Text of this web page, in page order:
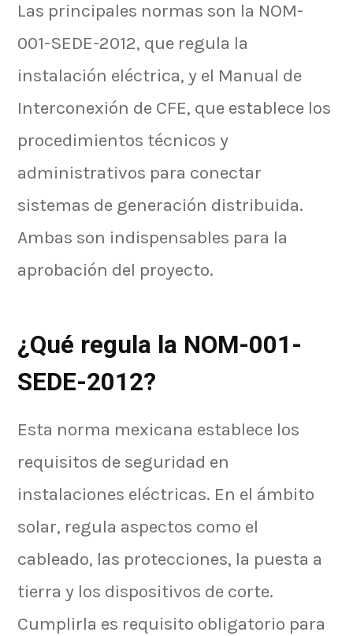
Las principales normas son la NOM-
001-SEDE-2012, que regula la
instalación eléctrica, y el Manual de
Interconexión de CFE, que establece los
procedimientos técnicos y
administrativos para conectar
sistemas de generación distribuida.
Ambas son indispensables para la
aprobación del proyecto.
¿Qué regula la NOM-001-
SEDE-2012?
Esta norma mexicana establece los
requisitos de seguridad en
instalaciones eléctricas. En el ámbito
solar, regula aspectos como el
cableado, las protecciones, la puesta a
tierra y los dispositivos de corte.
Cumplirla es requisito obligatorio para